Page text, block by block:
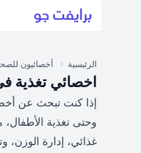
الرئيسية أخصائيون
اخصائي تغذية
إذا كنت تبحث عن
وحتى تغذية
غذائي، إدارة